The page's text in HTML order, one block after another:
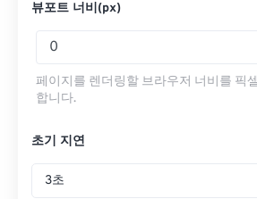
뷰포트 너비(px)
페이지를 렌더링할 브라우저 너비를 픽
합니다.
초기 지연
3초